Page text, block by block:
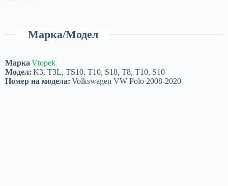
Марка/Модел
Марка Vtopek
Модел: K3, T3L, TS10, T10, S18, T8, T10, S10
Номер на модела: Volkswagen VW Polo 2008-2020